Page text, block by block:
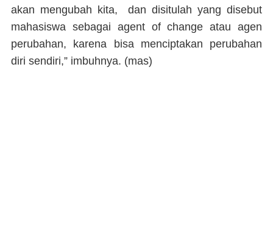
akan mengubah kita, dan disitulah yang disebut
mahasiswa sebagai agent of change atau agen
perubahan, karena bisa menciptakan perubahan
diri sendiri,” imbuhnya. (mas)